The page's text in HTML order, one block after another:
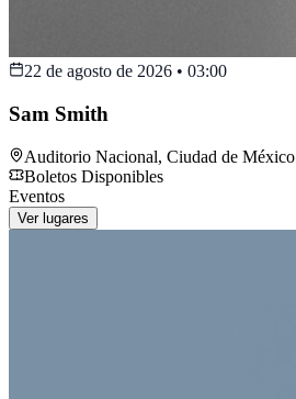
22 de agosto de 2026 • 03:00
Sam Smith
Auditorio Nacional, Ciudad de México
Boletos Disponibles
Eventos
Ver lugares